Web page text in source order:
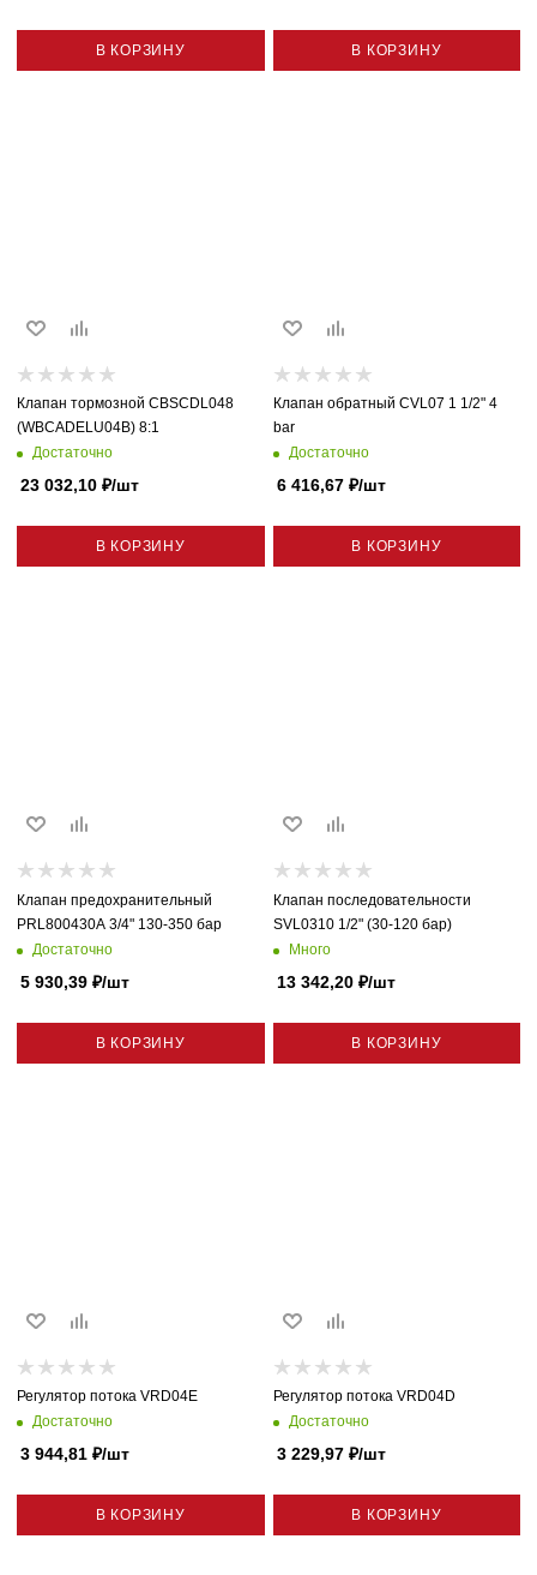
В КОРЗИНУ В КОРЗИНУ
Клапан тормозной CBSCDL048
(WBCADELU04B) 8:1
Достаточно
23 032,10 ₽/шт
В КОРЗИНУ
Клапан обратный CVL07 1 1/2" 4
bar
Достаточно
6 416,67₽/шт
В КОРЗИНУ
Клапан предохранительный
PRL800430A 3/4" 130-350 бар
Достаточно
5 930,39 ₽/шт
В КОРЗИНУ
Клапан последовательности
SVL0310 1/2" (30-120 бар)
Много
13 342,20₽/шт
В КОРЗИНУ
Регулятор потока VRD04E
Достаточно
3 944,81 ₽/шт
В КОРЗИНУ
Регулятор потока VRD04D
Достаточно
3 229,97₽/шт
В КОРЗИНУ